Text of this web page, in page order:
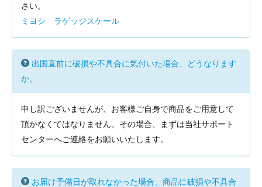
さい。
ミヨシ ラゲッジスケール
出国直前に破損や不具合に気付いた場合、どうなります
か。
申し訳ございませんが、お客様ご自身で商品をご用意して
頂かなくてはなりません。その場合、まずは当社サポート
センターへご連絡をお願いいたします。
お届け予備日が取れなかった場合、商品に破損や不具合